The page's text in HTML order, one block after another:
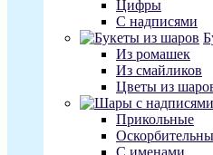
Цифры
С надписями
Из ромашек
Из смайликов
Цветы из
Прикольные
С именами